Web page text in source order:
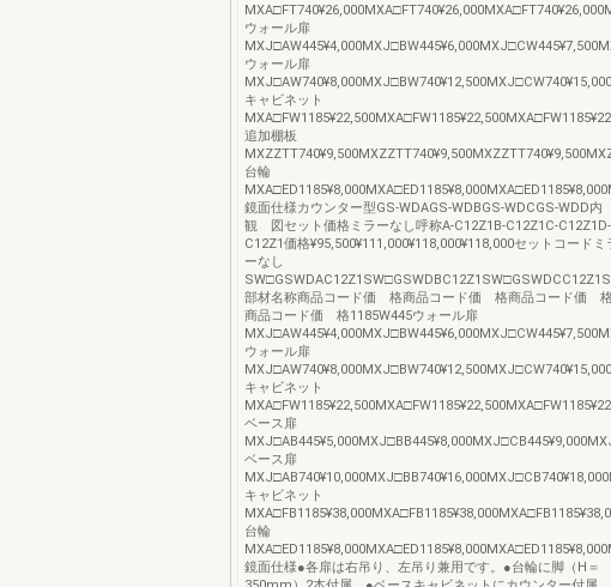
ウォール扉
ウォール扉
キャビネット
追加棚板
台輪
鏡面仕様カウンター型GS-WDAGS-WDBGS-WDCGS-WDD内
観 図セット価格ミラーなし呼称A-C12Z1B-C12Z1C-C12Z1D-
C12Z1価格¥95,500¥111,000¥118,000¥118,000セットコードミ
ーなし
部材名称商品コード価 格商品コード価 格商品コード価
商品コード価 格1185W445ウォール扉
ウォール扉
キャビネット
ベース扉
ベース扉
キャビネット
台輪
鏡面仕様●各扉は右吊り、左吊り兼用です。●台輪に脚（H＝